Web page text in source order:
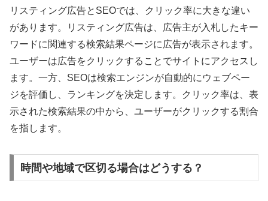
リスティング広告とSEOでは、クリック率に大きな違い
があります。リスティング広告は、広告主が入札したキー
ワードに関連する検索結果ページに広告が表示されます。
ユーザーは広告をクリックすることでサイトにアクセスし
ます。一方、SEOは検索エンジンが自動的にウェブペー
ジを評価し、ランキングを決定します。クリック率は、表
示された検索結果の中から、ユーザーがクリックする割合
を指します。
時間や地域で区切る場合はどうする？